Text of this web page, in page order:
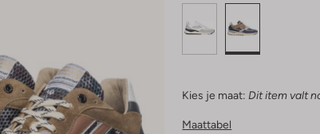
Kies je maat: Dit item valt
Maattabel